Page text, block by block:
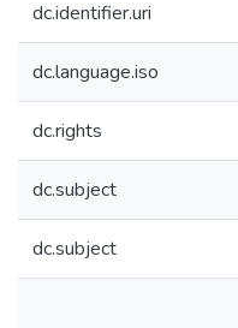
dc.identifier.uri
dc.language.iso
dc.rights
dc.subject
dc.subject